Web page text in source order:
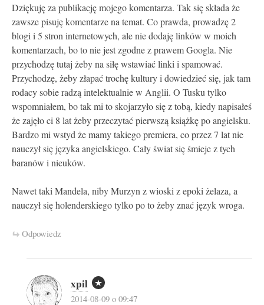
Dziękuję za publikację mojego komentarza. Tak się składa że
zawsze pisuję komentarze na temat. Co prawda, prowadzę 2
blogi i 5 stron internetowych, ale nie dodaję linków w moich
komentarzach, bo to nie jest zgodne z prawem Googla. Nie
przychodzę tutaj żeby na siłę wstawiać linki i spamować.
Przychodzę, żeby złapać trochę kultury i dowiedzieć się, jak tam
rodacy sobie radzą intelektualnie w Anglii. O Tusku tylko
wspomniałem, bo tak mi to skojarzyło się z tobą, kiedy napisałeś
że zajęło ci 8 lat żeby przeczytać pierwszą książkę po angielsku.
Bardzo mi wstyd że mamy takiego premiera, co przez 7 lat nie
nauczył się języka angielskiego. Cały świat się śmieje z tych
baranów i nieuków.
Nawet taki Mandela, niby Murzyn z wioski z epoki żelaza, a
nauczył się holenderskiego tylko po to żeby znać język wroga.
Odpowiedz
xpil
2014-08-09 o 09:47